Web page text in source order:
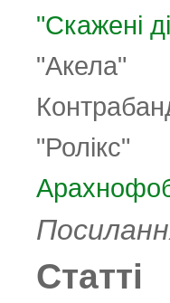
"Скажені
"Акела"
"Ролікс"
Статті